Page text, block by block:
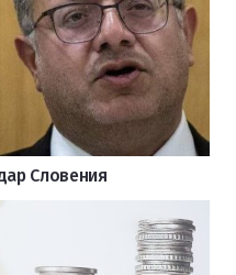
Словения